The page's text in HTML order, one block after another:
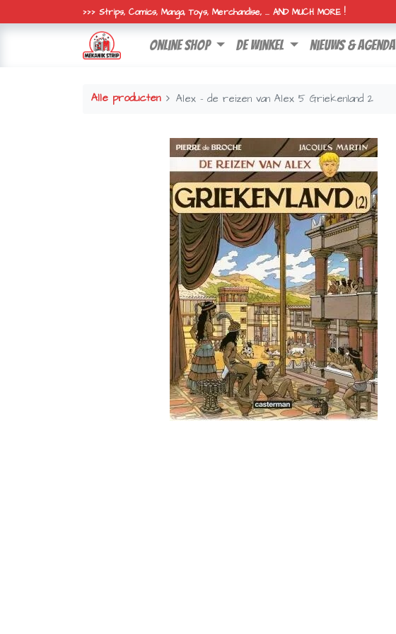
>>> Strips, Comics, Manga, Toys, Merchandise, ... AND MUCH MORE !
online shop de winkel nieuws & agenda
Alle producten Alex - de reizen van Alex 5 Griekenland 2